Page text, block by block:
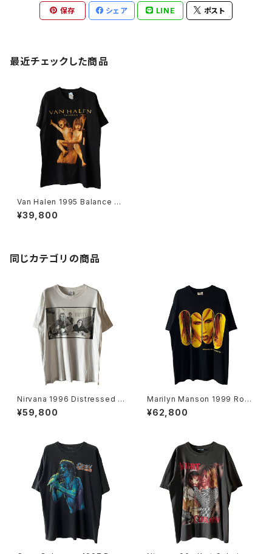
保存 シェア LINE ポスト
最近チェックした商品
Van Halen 1995 Balance To
ur Band Tee
¥39,800
同じカテゴリの商品
Nirvana 1996 Distressed M
ember Portrait Band Tee
¥59,800
Marilyn Manson 1999 Rock
Is Dead Band Tee
¥62,800